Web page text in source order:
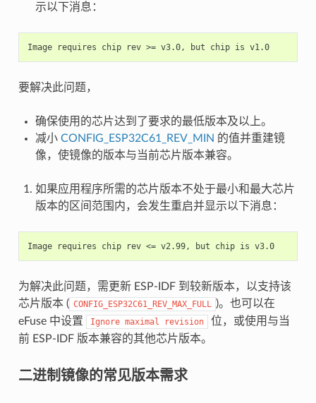
示以下消息：
Image requires chip rev >= v3.0, but chip is v1.0
要解决此问题，
确保使用的芯片达到了要求的最低版本及以上。
减小 CONFIG_ESP32C61_REV_MIN 的值并重建镜
像，使镜像的版本与当前芯片版本兼容。
如果应用程序所需的芯片版本不处于最小和最大芯片
版本的区间范围内，会发生重启并显示以下消息：
Image requires chip rev <= v2.99, but chip is v3.0
为解决此问题，需更新 ESP-IDF 到较新版本，以支持该
芯片版本 ( CONFIG_ESP32C61_REV_MAX_FULL )。也可以在
eFuse 中设置
Ignore maximal revision
位，或使用与当
前 ESP-IDF 版本兼容的其他芯片版本。
二进制镜像的常见版本需求